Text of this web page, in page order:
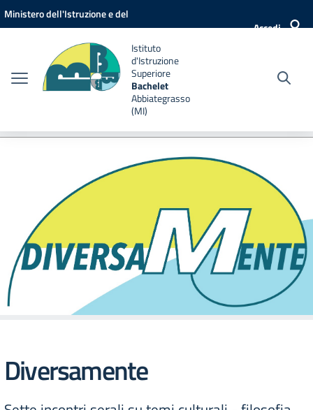
Vai ai contenuti
Vai al menu di navigazione
Vai al footer
Ministero dell'Istruzione e del
Accedi
Istituto
d'Istruzione
Superiore
Bachelet
Abbiategrasso
(MI)
Diversamente